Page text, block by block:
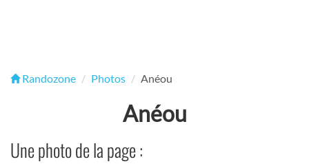
Randozone Photos Anéou
Anéou
Une photo de la page :